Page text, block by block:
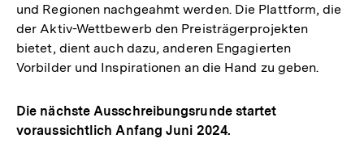
und Regionen nachgeahmt werden. Die Plattform, die
der Aktiv-Wettbewerb den Preisträgerprojekten
bietet, dient auch dazu, anderen Engagierten
Vorbilder und Inspirationen an die Hand zu geben.
Die nächste Ausschreibungsrunde startet
voraussichtlich Anfang Juni 2024.